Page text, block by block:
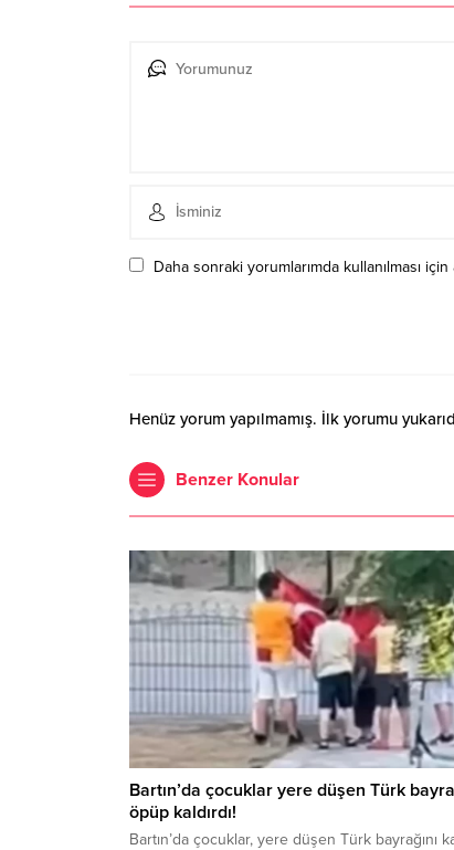
Daha sonraki yorumlarımda kullanılması
Henüz yorum yapılmamış. İlk yorumu
Benzer Konular
Bartın’da çocuklar yere düşen Türk
öpüp kaldırdı!
Bartın’da çocuklar, yere düşen Türk bayrağını